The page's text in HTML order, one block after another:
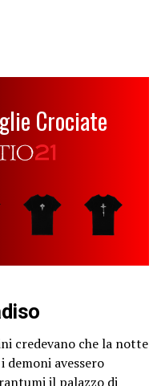
Crociate
credevano che la notte
demoni avessero
il palazzo di